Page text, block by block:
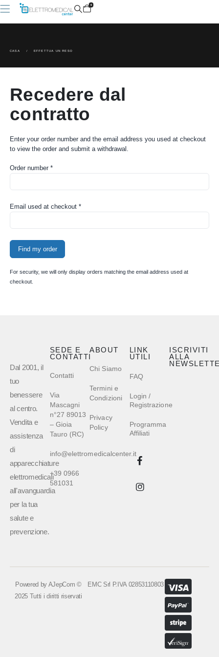
0
CASA EFFETTUA UN RESO
Recedere dal
contratto
Enter your order number and the email address you used at checkout
to view the order and submit a withdrawal.
Order number *
Email used at checkout *
Find my order
For security, we will only display orders matching the email address used at
checkout.
Dal 2001, il
tuo
benessere
al centro.
Vendita e
assistenza
di
apparecchiature
elettromedicali
all'avanguardia
per la tua
salute e
prevenzione.
LINK
UTILI
FAQ
Login /
Registrazione
Programma
Affiliati
ABOUT
Chi Siamo
Termini e
Condizioni
Privacy
Policy
SEDE E
CONTATTI
Contatti
Via
Mascagni
n°27 89013
– Gioia
Tauro (RC)
info@elettromedicalcenter.it
+39 0966
581031
ISCRIVITI
ALLA
Powered by AJepCom ©
2025 Tutti i diritti riservati
EMC Srl P.IVA 02853110803